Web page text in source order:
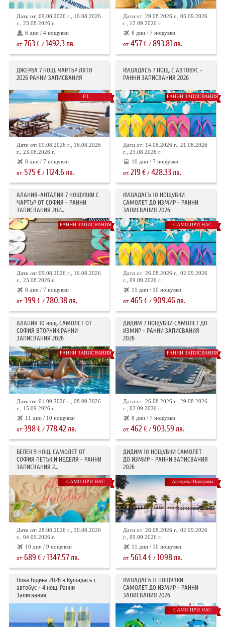
Дати от: 09.08.2026 г., 16.08.2026
г., 23.08.2026 г.
6 дни / 4 нощувки
от: 763€/ 1492.3лв.
Дати от: 29.08.2026 г., 05.09.2026
г., 12.09.2026 г.
8 дни / 7 нощувки
от:457€ /893.81 лв.
ДЖЕРБА 7 НОЩ. ЧАРТЪР ЛЯТО
2026 РАННИ ЗАПИСВАНИЯ
РЗ
Дати от: 09.08.2026 г., 16.08.2026
г., 23.08.2026 г.
8 дни / 7 нощувки
от: 575 €/ 1124.6лв.
КУШАДАСЪ 7 НОЩ. С АВТОБУС -
РАННИ ЗАПИСВАНИЯ 2026
РАННИ ЗАПИСВАНИЯ
Дати от: 14.08.2026 г., 21.08.2026
г., 23.08.2026 г.
10 дни / 7 нощувки
от:219 € /428.33лв.
АЛАНИЯ-АНТАЛИЯ 7 НОЩУВКИ С
ЧАРТЪР ОТ СОФИЯ - РАННИ
ЗАПИСВАНИЯ 202...
РАННИ ЗАПИСВАНИЯ
Дати от: 09.08.2026 г., 16.08.2026
г., 23.08.2026 г.
8 дни / 7 нощувки
от: 399 €/ 780.38лв.
КУШАДАСЪ 10 НОЩУВКИ
САМОЛЕТ ДО ИЗМИР - РАННИ
ЗАПИСВАНИЯ 2026
САМО ПРИ НАС
Дати от: 26.08.2026 г., 02.09.2026
г., 09.09.2026 г.
11 дни / 10 нощувки
от:465 € /909.46лв.
АЛАНИЯ 10 нощ. САМОЛЕТ ОТ
СОФИЯ ВТОРНИК РАННИ
ЗАПИСВАНИЯ 2026
РАННИ ЗАПИСВАНИЯ
Дати от: 01.09.2026 г., 08.09.2026
г., 15.09.2026 г.
11 дни / 10 нощувки
от: 398€/ 778.42лв.
ДИДИМ 7 НОЩУВКИ САМОЛЕТ ДО
ИЗМИР - РАННИ ЗАПИСВАНИЯ
2026
РАННИ ЗАПИСВАНИЯ
Дати от: 26.08.2026 г., 29.08.2026
г., 02.09.2026 г.
8 дни / 7 нощувки
от:462€ /903.59 лв.
БЕЛЕК 9 НОЩ. САМОЛЕТ ОТ
СОФИЯ ПЕТЪК И НЕДЕЛЯ - РАННИ
ЗАПИСВАНИЯ 2...
САМО ПРИ НАС
Дати от: 28.08.2026 г., 30.08.2026
г., 04.09.2026 г.
10 дни / 9 нощувки
от: 689 €/ 1347.57лв.
ДИДИМ 10 НОЩУВКИ САМОЛЕТ
ДО ИЗМИР - РАННИ ЗАПИСВАНИЯ
2026
Авторска Програма
Дати от: 26.08.2026 г., 02.09.2026
г., 09.09.2026 г.
11 дни / 10 нощувки
от:561.4€ / 1098лв.
Нова Година 2026 в Кушадасъ с
автобус - 4 нощ. Ранни
Записвания
КУШАДАСЪ 11 НОЩУВКИ
САМОЛЕТ ДО ИЗМИР - РАННИ
ЗАПИСВАНИЯ 2026
САМО ПРИ НАС